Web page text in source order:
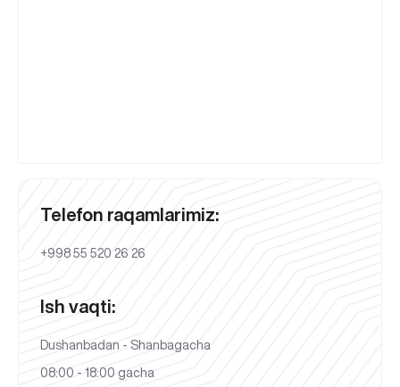
Telefon raqamlarimiz:
+998 55 520 26 26
Ish vaqti:
Dushanbadan - Shanbagacha
08:00 - 18:00 gacha